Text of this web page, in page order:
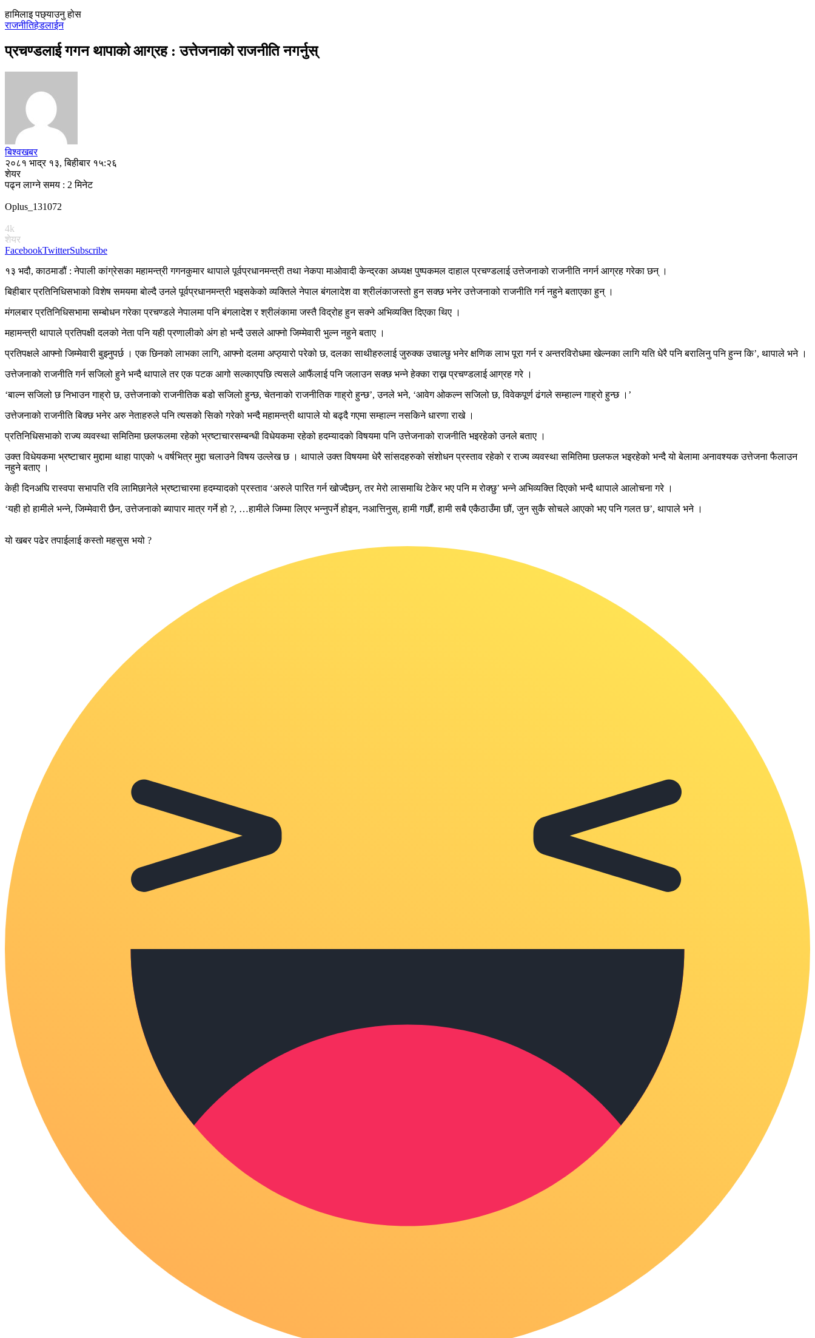
हामिलाइ पछ्याउनु होस
राजनीतिहेडलाईन
प्रचण्डलाई गगन थापाको आग्रह : उत्तेजनाको राजनीति नगर्नुस्
बिश्वखबर
२०८१ भाद्र १३, बिहीबार १५:२६
शेयर
पढ्न लाग्ने समय : 2 मिनेट
Oplus_131072
4k
शेयर
FacebookTwitterSubscribe
१३ भदौ, काठमाडौं : नेपाली कांग्रेसका महामन्त्री गगनकुमार थापाले पूर्वप्रधानमन्त्री तथा नेकपा माओवादी केन्द्रका अध्यक्ष पुष्पकमल दाहाल प्रचण्डलाई उत्तेजनाको राजनीति नगर्न आग्रह गरेका छन् ।
बिहीबार प्रतिनिधिसभाको विशेष समयमा बोल्दै उनले पूर्वप्रधानमन्त्री भइसकेको व्यक्तिले नेपाल बंगलादेश वा श्रीलंकाजस्तो हुन सक्छ भनेर उत्तेजनाको राजनीति गर्न नहुने बताएका हुन् ।
मंगलबार प्रतिनिधिसभामा सम्बोधन गरेका प्रचण्डले नेपालमा पनि बंगलादेश र श्रीलंकामा जस्तै विद्रोह हुन सक्ने अभिव्यक्ति दिएका थिए ।
महामन्त्री थापाले प्रतिपक्षी दलको नेता पनि यही प्रणालीको अंग हो भन्दै उसले आफ्नो जिम्मेवारी भुल्न नहुने बताए ।
प्रतिपक्षले आफ्नो जिम्मेवारी बुझ्नुपर्छ । एक छिनको लाभका लागि, आफ्नो दलमा अप्ठ्यारो परेको छ, दलका साथीहरुलाई जुरुक्क उचाल्छु भनेर क्षणिक लाभ पूरा गर्न र अन्तरविरोधमा खेल्नका लागि यति धेरै पनि बरालिनु पनि हुन्न कि’, थापाले भने ।
उत्तेजनाको राजनीति गर्न सजिलो हुने भन्दै थापाले तर एक पटक आगो सल्काएपछि त्यसले आफैंलाई पनि जलाउन सक्छ भन्ने हेक्का राख्न प्रचण्डलाई आग्रह गरे ।
‘बाल्न सजिलो छ निभाउन गाह्रो छ, उत्तेजनाको राजनीतिक बडो सजिलो हुन्छ, चेतनाको राजनीतिक गाह्रो हुन्छ’, उनले भने, ‘आवेग ओकल्न सजिलो छ, विवेकपूर्ण ढंगले सम्हाल्न गाह्रो हुन्छ ।’
उत्तेजनाको राजनीति बिक्छ भनेर अरु नेताहरुले पनि त्यसको सिको गरेको भन्दै महामन्त्री थापाले यो बढ्दै गएमा सम्हाल्न नसकिने धारणा राखे ।
प्रतिनिधिसभाको राज्य व्यवस्था समितिमा छलफलमा रहेको भ्रष्टाचारसम्बन्धी विधेयकमा रहेको हदम्यादको विषयमा पनि उत्तेजनाको राजनीति भइरहेको उनले बताए ।
उक्त विधेयकमा भ्रष्टाचार मुद्दामा थाहा पाएको ५ वर्षभित्र मुद्दा चलाउने विषय उल्लेख छ । थापाले उक्त विषयमा धेरै सांसदहरुको संशोधन प्रस्ताव रहेको र राज्य व्यवस्था समितिमा छलफल भइरहेको भन्दै यो बेलामा अनावश्यक उत्तेजना फैलाउन
नहुने बताए ।
केही दिनअघि रास्वपा सभापति रवि लामिछानेले भ्रष्टाचारमा हदम्यादको प्रस्ताव ‘अरुले पारित गर्न खोज्दैछन्, तर मेरो लासमाथि टेकेर भए पनि म रोक्छु’ भन्ने अभिव्यक्ति दिएको भन्दै थापाले आलोचना गरे ।
‘यही हो हामीले भन्ने, जिम्मेवारी छैन, उत्तेजनाको ब्यापार मात्र गर्ने हो ?, …हामीले जिम्मा लिएर भन्नुपर्ने होइन, नआत्तिनुस्, हामी गर्छौं, हामी सबै एकैठाउँमा छौं, जुन सुकै सोचले आएको भए पनि गलत छ’, थापाले भने ।
यो खबर पढेर तपाईलाई कस्तो महसुस भयो ?